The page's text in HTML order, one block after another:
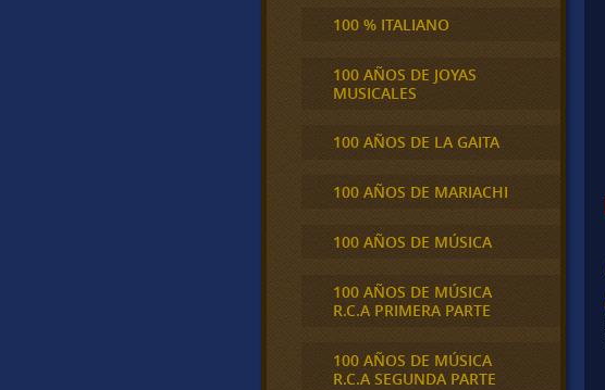
100 % ITALIANO
100 AÑOS DE JOYAS
MUSICALES
100 AÑOS DE LA GAITA
100 AÑOS DE MARIACHI
100 AÑOS DE MÚSICA
100 AÑOS DE MÚSICA
R.C.A PRIMERA PARTE
100 AÑOS DE MÚSICA
R.C.A SEGUNDA PARTE